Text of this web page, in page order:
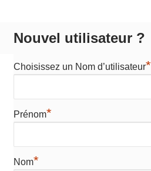
Nouvel utilisateur ?
Choisissez un Nom d’utilisateur*
Prénom*
Nom*